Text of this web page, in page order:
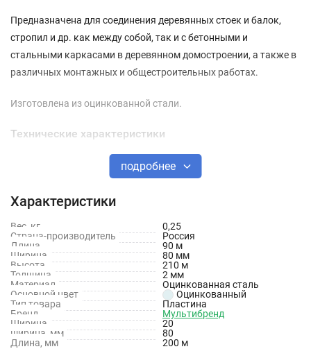
Предназначена для соединения деревянных стоек и балок,
стропил и др. как между собой, так и с бетонными и
стальными каркасами в деревянном домостроении, а также в
различных монтажных и общестроительных работах.
Изготовлена из оцинкованной стали.
Технические характеристики
Тип пластины: Соединительная
Ширина: 80 мм
Толщина: 2 мм
Материал: Сталь
Оцинкованная: Да
подробнее
Характеристики
Вес, кг
0,25
Страна-производитель
Россия
Длина
90 м
Ширина
80 мм
Высота
210 м
Толщина
2 мм
Материал
Оцинкованная сталь
Основной цвет
Оцинкованный
Тип товара
Пластина
Бренд
Мультибренд
Ширина
20
ширина, мм
80
Длина, мм
200 м